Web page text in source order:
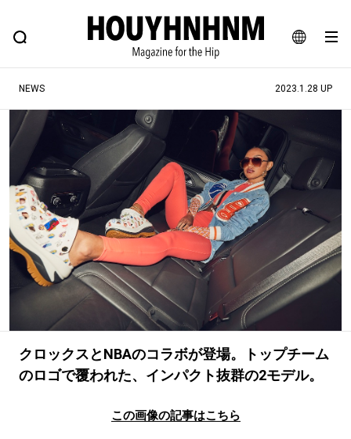
JA
EN
FEATURE BLOG SNAP
ヒップなファッション、カルチャー、ライフスタイルWEBマガジン
#注目のタグ
#SHOPPING ADDICT #憧れの逸品
#ESSENTIAL DESIGNS #古着サミット
#NEW VINTAGE #マイナーグッド図鑑
#路地裏てぃーん。 #MONTHLY JOURNAL
#GH 銘品の所以 #フイナムのYouTube
#Commune H #FOCUS IT #AH.H
#ととけん #FASHION #MUSIC #MOVIE
#LIFESTYLE #SNEAKER #OUTDOOR
#SPORTS #HANDSOME HANDBOOK
NEWS 2023.1.28 UP
クロックスとNBAのコラボが登場。トップチーム
のロゴで覆われた、インパクト抜群の2モデル。
この画像の記事はこちら